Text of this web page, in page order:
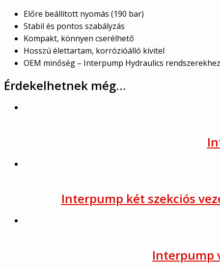
Előre beállított nyomás (190 bar)
Stabil és pontos szabályzás
Kompakt, könnyen cserélhető
Hosszú élettartam, korrózióálló kivitel
OEM minőség – Interpump Hydraulics rendszerekhez
Érdekelhetnek még…
Interpump két szekciós
Interpump